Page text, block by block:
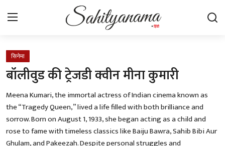
स्वतंत्रता सेनानी
साहित्य समाचार
होम
सिनेमा
बॉलीवुड की ट्रेजडी क्वीन मीना कुमारी
Meena Kumari, the immortal actress of Indian cinema known as
the “Tragedy Queen,” lived a life filled with both brilliance and
sorrow. Born on August 1, 1933, she began acting as a child and
rose to fame with timeless classics like Baiju Bawra, Sahib Bibi Aur
Ghulam, and Pakeezah. Despite personal struggles and